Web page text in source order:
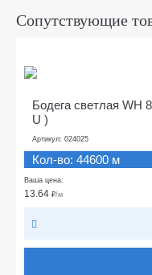
Сопутствующие
Бодега светлая WH
U )
Артикул: 024025
Кол-во: 44600 м
Ваша цена:
13.64 ₽/м